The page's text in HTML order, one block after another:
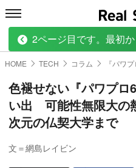
HOME MUSIC
HOME TECH コラム 『パワ
色褪せない『パワプロ
い出 可能性無限大の
次元の仏契大学まで
文＝網島レイビン
2ページ目です。最初